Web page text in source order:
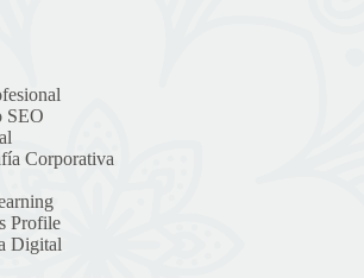
SEO
Corporativa
Profile
Digital